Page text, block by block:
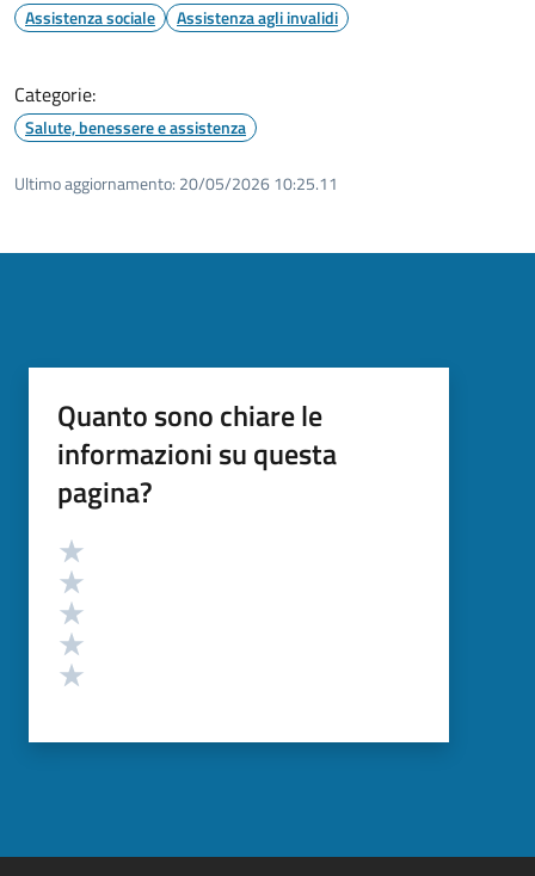
Assistenza sociale Assistenza agli invalidi
Categorie:
Salute, benessere e assistenza
Ultimo aggiornamento: 20/05/2026 10:25.11
Quanto sono chiare le
informazioni su questa
pagina?
Valutazione